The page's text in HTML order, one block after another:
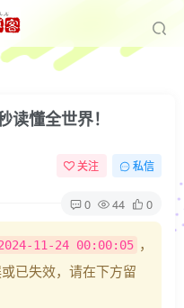
读懂全世界！
关注 私信
0 44 0
11-24 00:00:05 ，
已失效，请在下方留